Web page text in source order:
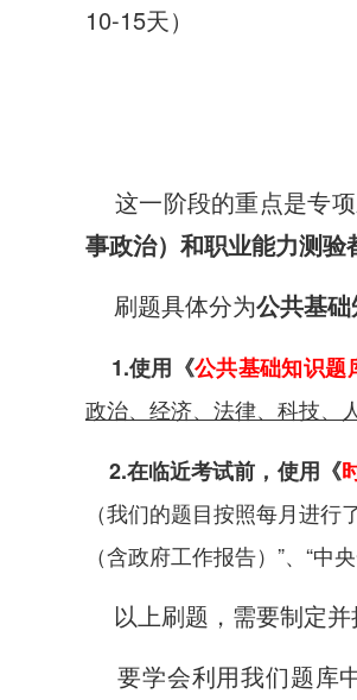
10-15天）
这一阶段的重点是专项
事政治）和职业能力测
刷题具体分为公共基
1.使用《公共基础知识题
政治、经济、法律、科技、
2.在临近考试前，使用《
（我们的题目按照每月进
（含政府工作报告）”、“中
以上刷题，需要制定并
要学会利用我们题库